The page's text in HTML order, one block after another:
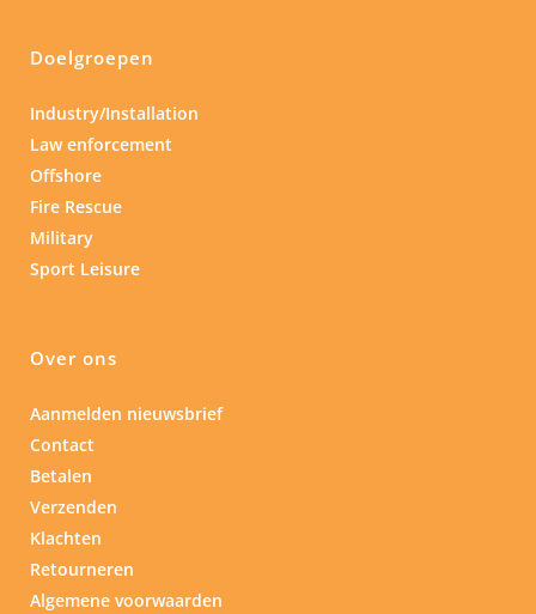
Doelgroepen
Industry/Installation
Law enforcement
Offshore
Fire Rescue
Military
Sport Leisure
Over ons
Aanmelden nieuwsbrief
Contact
Betalen
Verzenden
Klachten
Retourneren
Algemene voorwaarden